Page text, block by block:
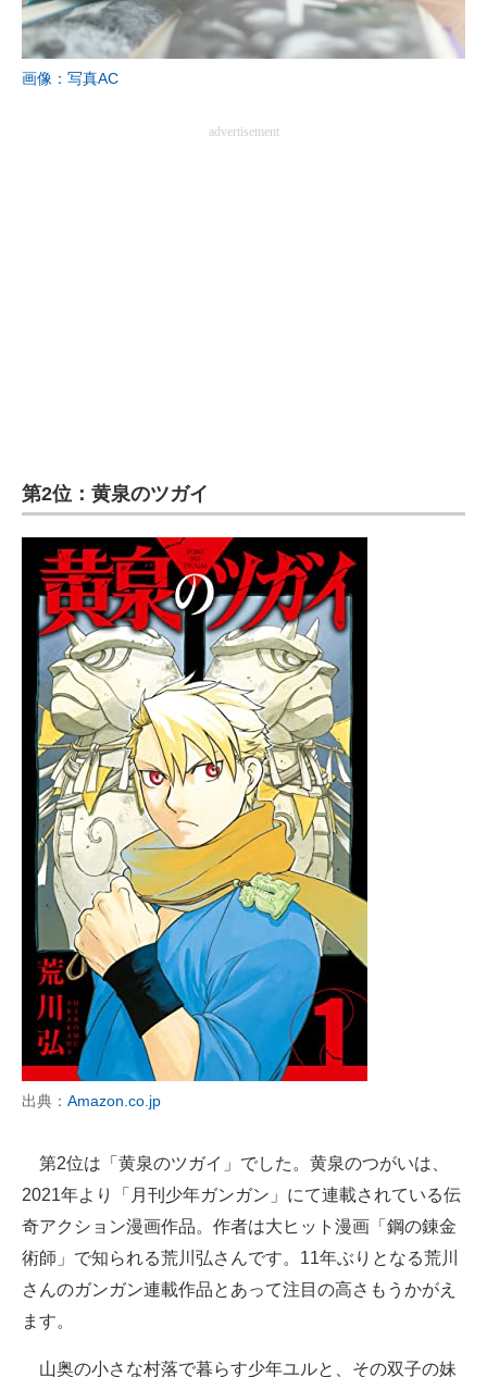
画像：写真AC
advertisement
第2位：黄泉のツガイ
出典： Amazon.co.jp
第2位は「黄泉のツガイ」でした。黄泉のつがいは、
2021年より「月刊少年ガンガン」にて連載されている伝
奇アクション漫画作品。作者は大ヒット漫画「鋼の錬金
術師」で知られる荒川弘さんです。11年ぶりとなる荒川
さんのガンガン連載作品とあって注目の高さもうかがえ
ます。
山奥の小さな村落で暮らす少年ユルと、その双子の妹